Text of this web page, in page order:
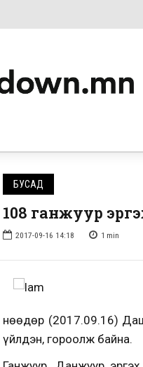
БУСАД
108 ганжуур
2017-09-16 14:18 1 min
Өнөөдөр (2017.09.16)
үйлдэн, гороолж байна.